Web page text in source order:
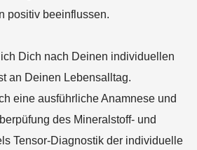
positiv beeinflussen.
Dich nach Deinen individuellen
an Deinen Lebensalltag.
eine ausführliche Anamnese und
des Mineralstoff- und
Tensor-Diagnostik der individuelle